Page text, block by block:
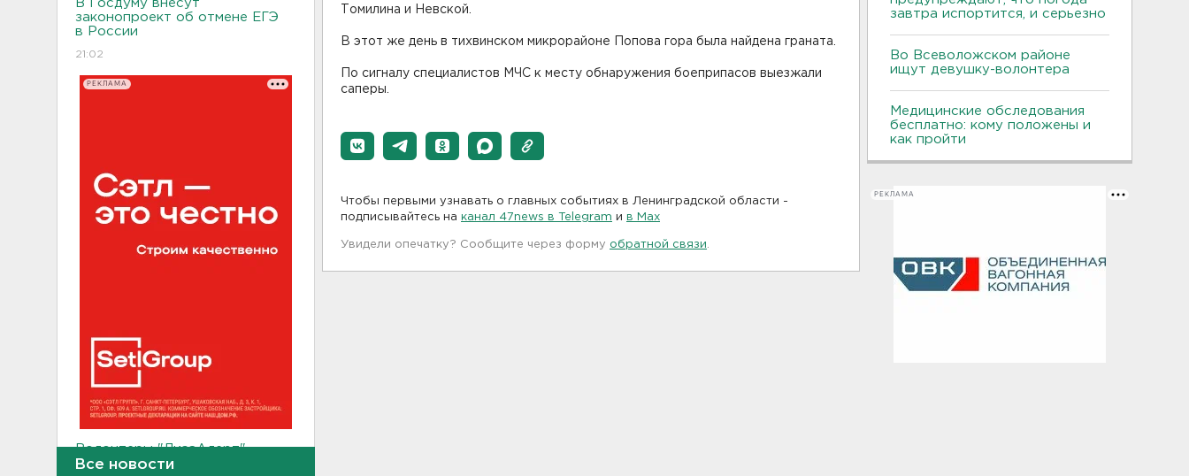
В Госдуму внесут
законопроект об отмене ЕГЭ
в России
21:02
РЕКЛАМА
Волонтеры "ЛизаАлерт"
нашли 320 человек за месяц в
Все новости
Томилина и Невской.
В этот же день в тихвинском микрорайоне Попова гора была найдена граната.
По сигналу специалистов МЧС к месту обнаружения боеприпасов выезжали
саперы.
Чтобы первыми узнавать о главных событиях в Ленинградской области -
подписывайтесь на канал 47news в Telegram и в Maх
Увидели опечатку? Сообщите через форму обратной связи
завтра испортится, и серьезно
Во Всеволожском районе
ищут девушку-волонтера
Медицинские обследования
бесплатно: кому положены и
как пройти
РЕКЛАМА